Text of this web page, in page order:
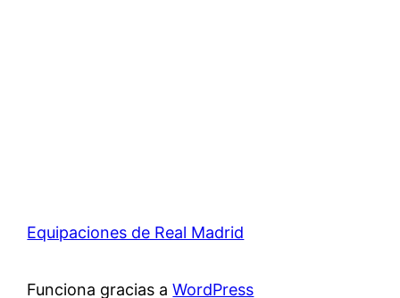
Equipaciones de Real Madrid
Funciona gracias aWordPress